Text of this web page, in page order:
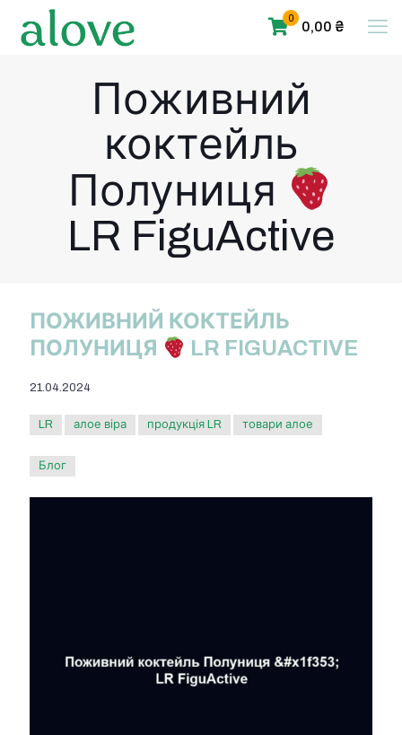
0
0,00 ₴
Поживний
коктейль
Полуниця
LR FiguActive
ПОЖИВНИЙ КОКТЕЙЛЬ
ПОЛУНИЦЯ
LR FIGUACTIVE
21.04.2024
LR алое віра продукція LR товари алое
Блог